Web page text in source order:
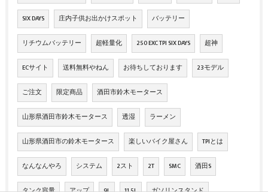
SIX DAYS 庄内子供お出かけスポット バッテリー
リチウムバッテリー 超軽量化 250 EXC TPI SIX DAYS 超神
ECサイト 送料無料やねん お待ちしております 23モデル
ご注文 限定商品 酒田市鈴木モータース
山形県酒田市鈴木モータース 透湿 ラーメン
山形県酒田市の鈴木モータース 楽しいバイク屋さん TPIとは
なんなんやろ システム 2スト 2T SMC 酒田S